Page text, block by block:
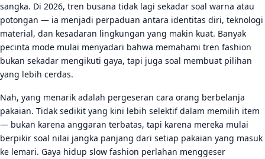
Palet Warna Earthy dan Material Berkelanjutan
Siluet Oversized dan Layering yang Praktis
Cara Membangun Gaya Personal di Tengah Banyaknya
Pilihan Fashion
Tips Mix and Match agar Outfit Selalu Relevan
Kesimpulan
FAQ
sangka. Di 2026, tren busana tidak lagi sekadar soal warna atau
potongan — ia menjadi perpaduan antara identitas diri, teknologi
material, dan kesadaran lingkungan yang makin kuat. Banyak
pecinta mode mulai menyadari bahwa memahami tren fashion
bukan sekadar mengikuti gaya, tapi juga soal membuat pilihan
yang lebih cerdas.
Nah, yang menarik adalah pergeseran cara orang berbelanja
pakaian. Tidak sedikit yang kini lebih selektif dalam memilih item
— bukan karena anggaran terbatas, tapi karena mereka mulai
berpikir soal nilai jangka panjang dari setiap pakaian yang masuk
ke lemari. Gaya hidup slow fashion perlahan menggeser